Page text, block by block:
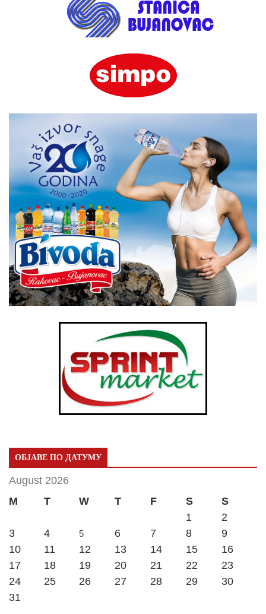
ОБЈАВЕ ПО ДАТУМУ
August 2026
M
T W T F S
S
1
2
3
4 5 6 7 8
9
10
11 12 13 14 15
16
17
18 19 20 21 22
23
24
25 26 27 28 29
30
31